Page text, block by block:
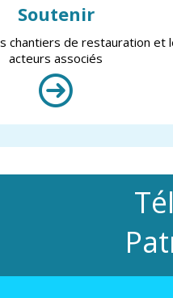
Soutenir
chantiers de restauration et
acteurs associés